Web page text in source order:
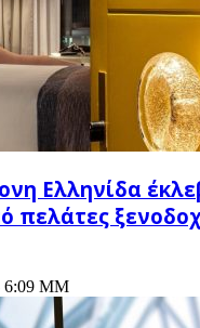
Ελληνίδα
πελάτες
6:09 ΜΜ